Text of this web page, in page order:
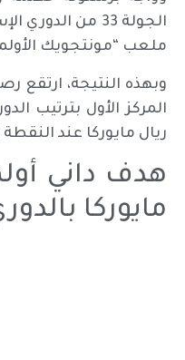
الجولة 33 من
ملعب “مونتجويك
المركز الأول بترتيب
ريال مايوركا عند النقطة 45 في المركز السابع.
هدف داني
مايوركا